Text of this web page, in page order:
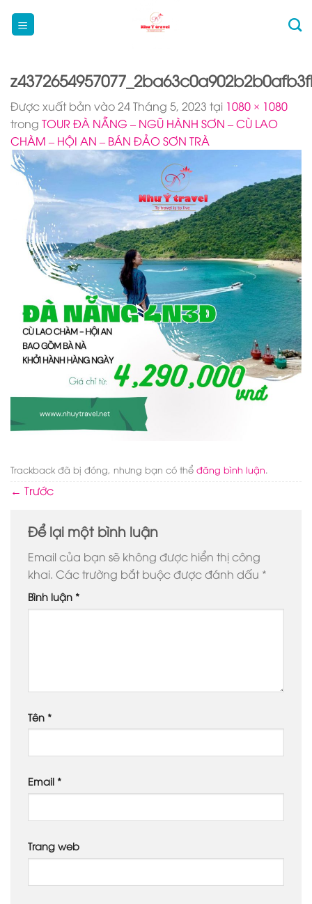
qua
Được xuất bản vào24 Tháng 5, 2023 tại 1080 × 1080
trong TOUR ĐÀ NẴNG – NGŨ HÀNH SƠN – CÙ LAO
CHÀM – HỘI AN – BÁN ĐẢO SƠN TRÀ
Trackback đã bị đóng, nhưng bạn có thể đăng bình luận
← Trước
Để lại một bình luận
Email của bạn sẽ không được hiển thị công
khai. Các trường bắt buộc được đánh dấu *
Bình luận *
Tên *
Email *
Trang web